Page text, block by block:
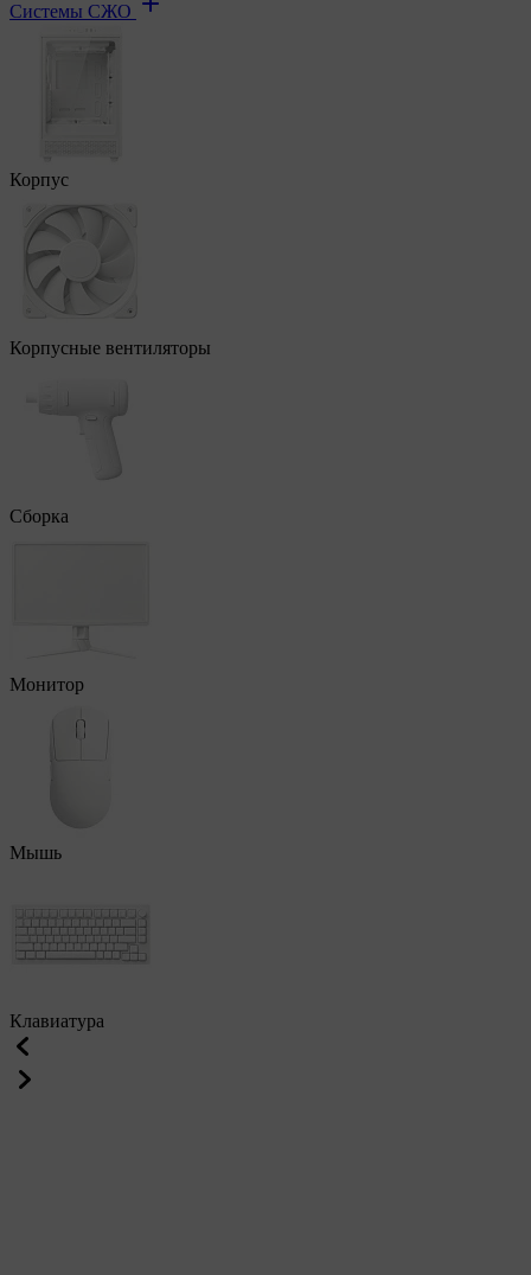
Системы СЖО
Корпус
Корпусные вентиляторы
Сборка
Монитор
Мышь
Клавиатура